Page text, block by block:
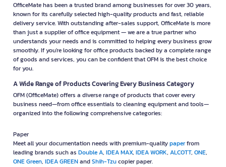
OfficeMate has been a trusted brand among businesses for over 30 years,
known for its carefully selected high-quality products and fast, reliable
delivery service. With outstanding after-sales support, OfficeMate is more
than just a supplier of office equipment — we are a true partner who
understands your needs and is committed to helping every business grow
smoothly. If you're looking for office products backed by a complete range
of goods and services, you can be confident that OFM is the best choice
for you.
A Wide Range of Products Covering Every Business Category
OFM (OfficeMate) offers a diverse range of products that cover every
business need—from office essentials to cleaning equipment and tools—
organized into the following comprehensive categories:
Paper
Meet all your documentation needs with premium-qualitypaperfrom
leading brands such as Double A, IDEA MAX, IDEA WORK, ALCOTT, ONE,
ONE Green, IDEA GREENandShih-Tzucopier paper.